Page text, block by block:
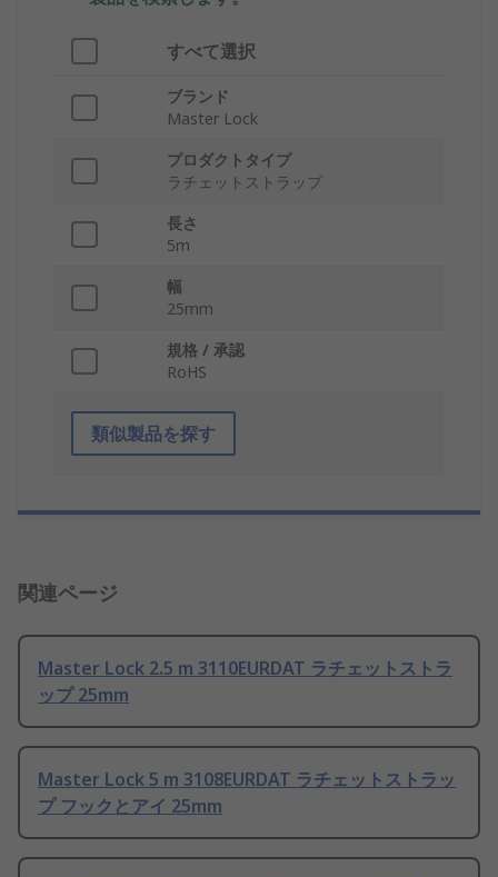
すべて選択
ブランド
Master Lock
プロダクトタイプ
ラチェットストラップ
長さ
5m
幅
25mm
規格 / 承認
RoHS
類似製品を探す
関連ページ
Master Lock 2.5 m 3110EURDAT ラチェットストラ
ップ 25mm
Master Lock 5 m 3108EURDAT ラチェットストラッ
プ フックとアイ 25mm